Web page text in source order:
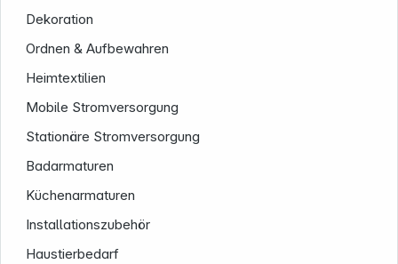
Dekoration
Ordnen & Aufbewahren
Heimtextilien
Mobile Stromversorgung
Stationäre Stromversorgung
Badarmaturen
Küchenarmaturen
Installationszubehör
Haustierbedarf
Informationen